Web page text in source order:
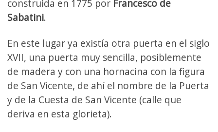
construida en 1775 por Francesco de
Sabatini.
En este lugar ya existía otra puerta en el siglo
XVII, una puerta muy sencilla, posiblemente
de madera y con una hornacina con la figura
de San Vicente, de ahí el nombre de la Puerta
y de la Cuesta de San Vicente (calle que
deriva en esta glorieta).